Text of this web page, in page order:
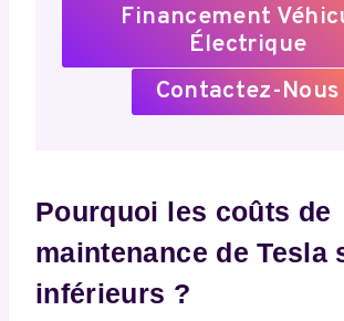
Financement
Électrique
Contactez-Nous
Pourquoi les coûts de
maintenance de Tesla
inférieurs ?